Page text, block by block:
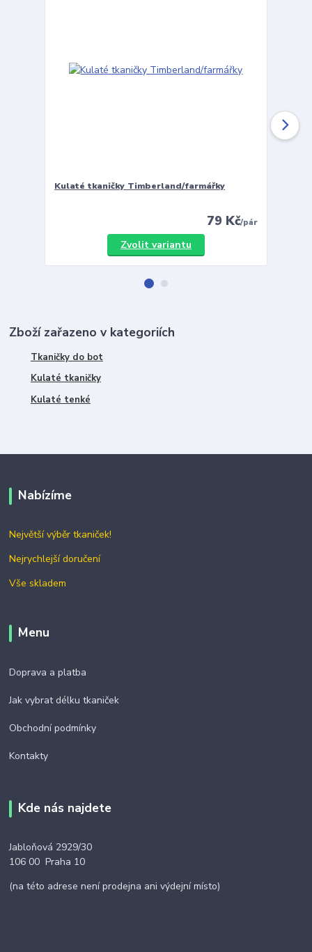
Kulaté tkaničky Timberland/farmářky
79 Kč/pár
Zvolit variantu
Zboží zařazeno v kategoriích
Tkaničky do bot
Kulaté tkaničky
Kulaté tenké
Nabízíme
Největší výběr tkaniček!
Nejrychlejší doručení
Vše skladem
Menu
Doprava a platba
Jak vybrat délku tkaniček
Obchodní podmínky
Kontakty
Kde nás najdete
Jabloňová 2929/30
106 00 Praha 10
(na této adrese není prodejna ani výdejní místo)